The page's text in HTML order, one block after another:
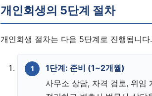
개인회생의 5단계 절차
개인회생 절차는 다음 5단계로 진행됩니다.
1단계: 준비 (1~2개월)
사무소 상담, 자격 검토, 위임